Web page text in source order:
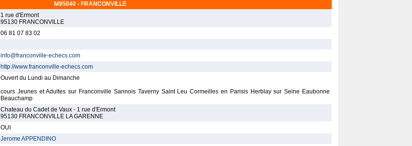
M95040 - FRANCONVILLE
1 rue d'Ermont
95130 FRANCONVILLE
06 81 07 83 02
info@franconville-echecs.com
http://www.franconville-echecs.com
Ouvert du Lundi au Dimanche
cours Jeunes et Adultes sur Franconville Sannois Taverny Saint Leu Cormeilles en Parisis Herblay sur Seine Eaubonne
Beauchamp
Chateau du Cadet de Vaux - 1 rue d'Ermont
95130 FRANCONVILLE LA GARENNE
OUI
Jerome APPENDINO